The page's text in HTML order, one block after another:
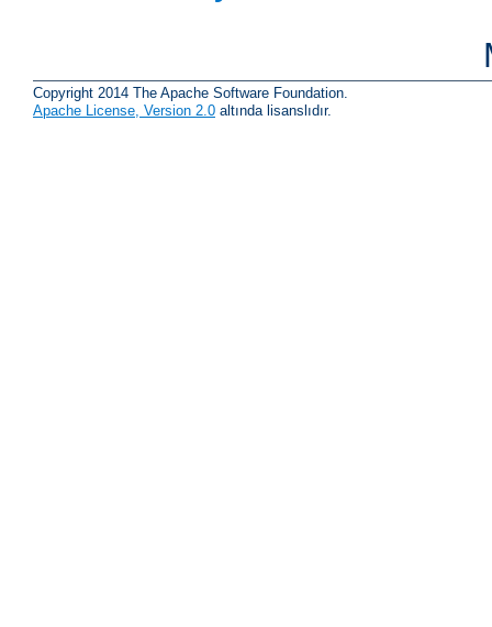
Copyright 2014 The Apache Software Foundation.
Apache License, Version 2.0 altında lisanslıdır.